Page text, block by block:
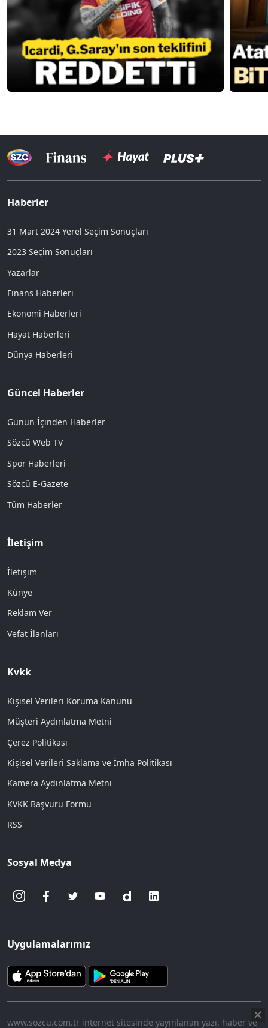
Haberler
31 Mart 2024 Yerel Seçim Sonuçları
2023 Seçim Sonuçları
Yazarlar
Finans Haberleri
Ekonomi Haberleri
Hayat Haberleri
Dünya Haberleri
Güncel Haberler
Günün İçinden Haberler
Sözcü Web TV
Spor Haberleri
Sözcü E-Gazete
Tüm Haberler
İletişim
İletişim
Künye
Reklam Ver
Vefat İlanları
Kvkk
Kişisel Verileri Koruma Kanunu
Müşteri Aydınlatma Metni
Çerez Politikası
Kişisel Verileri Saklama ve İmha Politikası
Kamera Aydınlatma Metni
KVKK Başvuru Formu
RSS
Sosyal Medya
Uygulamalarımız
www.sozcu.com.tr internet sitesinde yayınlanan yazı, haber ve